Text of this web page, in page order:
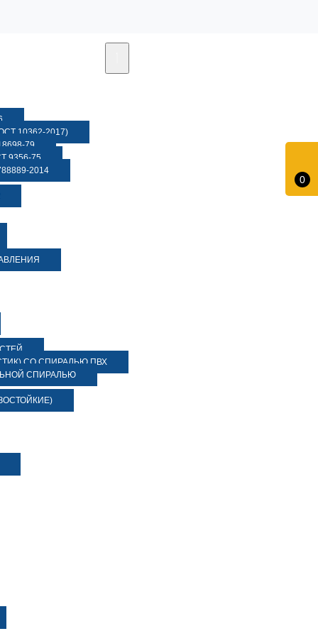
0
10362-2017)
79
9356-75
2014
СО СПИРАЛЬЮ ПВХ
СПИРАЛЬЮ